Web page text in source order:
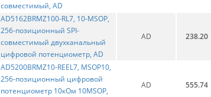
совместимый, AD
AD5162BRMZ100-RL7, 10-MSOP,
256-позиционный SPI-
совместимый двухканальный
цифровой потенциометр, AD
AD 238.20
AD5200BRMZ10-REEL7, MSOP10,
256-позиционный цифровой
потенциометр 10кОм 10MSOP,
AD 555.74